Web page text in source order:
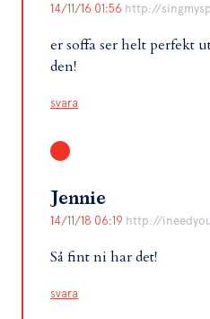
14/11/16 01:56 http://
er soffa ser helt perfekt
den!
svara
Jennie
14/11/18 06:19 http://
Så fint ni har det!
svara